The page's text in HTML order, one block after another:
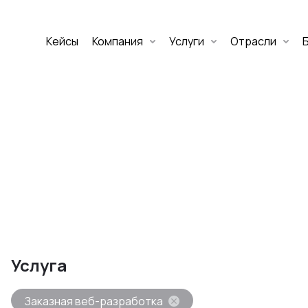
Кейсы Компания Услуги Отрасли
Услуга
Заказная веб-разработка